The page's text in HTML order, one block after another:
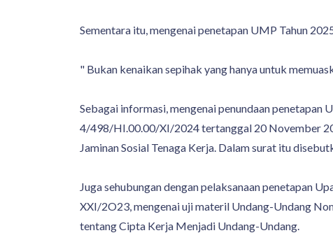
Sementara itu, mengenai penetapan UMP Tahun
" Bukan kenaikan sepihak yang hanya untuk
Sebagai informasi, mengenai penundaan
4/498/HI.00.00/XI/2024 tertanggal 20 November
Jaminan Sosial Tenaga Kerja. Dalam surat itu
Juga sehubungan dengan pelaksanaan penetapan
XXI/2O23, mengenai uji materil Undang-Undang
tentang Cipta Kerja Menjadi Undang-Undang.